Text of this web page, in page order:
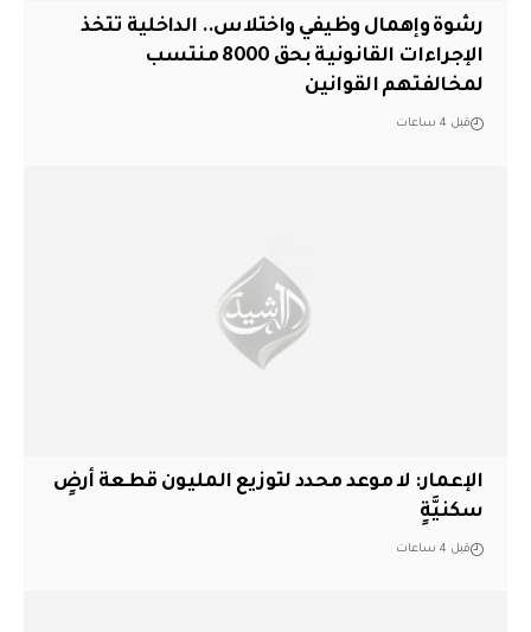
رشوة وإهمال وظيفي واختلاس.. الداخلية تتخذ
الإجراءات القانونية بحق 8000 منتسب
لمخالفتهم القوانين
قبل 4 ساعات
الإعمار: لا موعد محدد لتوزيع المليون قطعة أرضٍ
سكنيَّةٍ
قبل 4 ساعات